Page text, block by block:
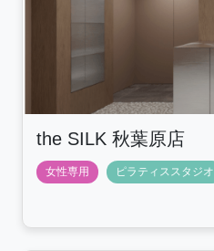
the SILK 秋葉原店
女性専用 ピラティススタジオ